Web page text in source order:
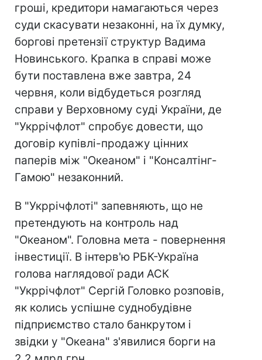
гроші, кредитори намагаються через
суди скасувати незаконні, на їх думку,
боргові претензії структур Вадима
Новинського. Крапка в справі може
бути поставлена вже завтра, 24
червня, коли відбудеться розгляд
справи у Верховному суді України, де
"Укррічфлот" спробує довести, що
договір купівлі-продажу цінних
паперів між "Океаном" і "Консалтінг-
Гамою" незаконний.
В "Укррічфлоті" запевняють, що не
претендують на контроль над
"Океаном". Головна мета - повернення
інвестиції. В інтерв'ю РБК-Україна
голова наглядової ради АСК
"Укррічфлот" Сергій Головко розповів,
як колись успішне суднобудівне
підприємство стало банкрутом і
звідки у "Океана" з'явилися борги на